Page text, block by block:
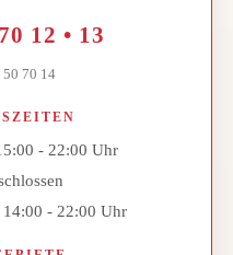
12 • 13
70 14
- 22:00 Uhr
14:00 - 22:00 Uhr